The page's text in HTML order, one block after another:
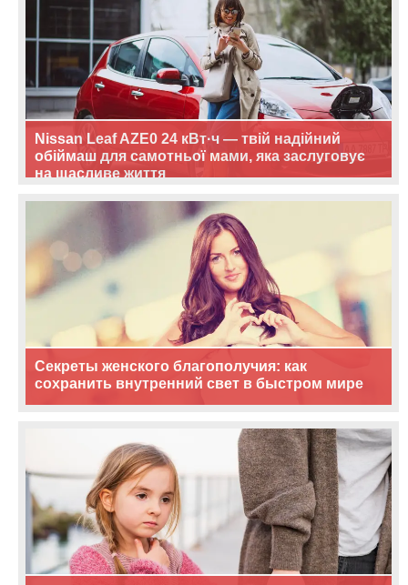
Nissan Leaf AZE0 24 кВт·ч — твій надійний
обіймаш для самотньої мами, яка заслуговує
на щасливе життя
Секреты женского благополучия: как
сохранить внутренний свет в быстром мире